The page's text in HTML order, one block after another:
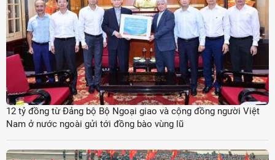
12 tỷ đồng từ Đảng bộ Bộ Ngoại giao và cộng đồng người Việt
Nam ở nước ngoài gửi tới đồng bào vùng lũ